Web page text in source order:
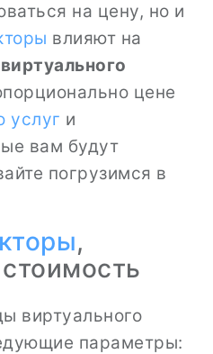
на цену, но и
влияют на
цене
услуг и
вам будут
погрузимся в
,
виртуального
параметры: